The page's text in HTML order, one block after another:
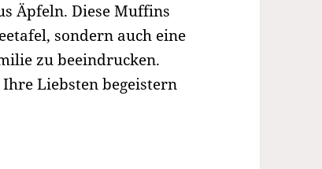
Äpfeln. Diese Muffins
sondern auch eine
zu beeindrucken.
Liebsten begeistern